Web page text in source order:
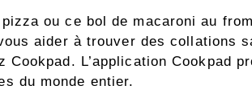
ou ce bol de macaroni au
aider à trouver des collations
Cookpad. L’application Cookpad
du monde entier.